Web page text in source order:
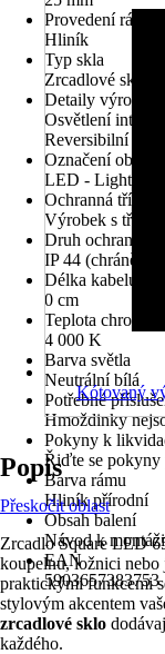
Provedení rámu
Hliník
Typ skla
Zrcadlové sklo
Detaily výrobku
Osvětlení
Reversibilní (je
Označení objímky
LED - Light
Ochranná třída
Výrobek s
Druh ochrany
IP 44 (chráněno
Délka kabelu
0 cm
Teplota
4 000 K
Barva světla
Neutrální bílá
Potřebné
Hmoždinky
Pokyny k
Řiďte se
Barva rámu
Hliník přírodní
Obsah balení
Návod k montáži
EAN
5903657383753
Kótovaný
Popis
Přeskočit oblast
Zrcadlo Square LED
koupelnu, ložnici nebo
praktickými funkcemi
stylovým akcentem
zrcadlové sklo
každého.